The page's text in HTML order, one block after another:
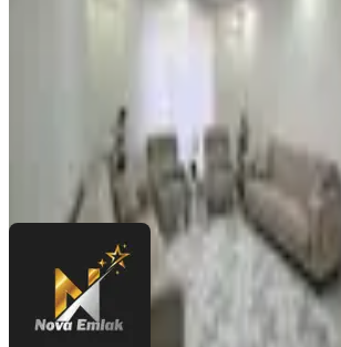
3+1
170 m²· Yüksek giriş
NOVA EMLAKSinan BALIK